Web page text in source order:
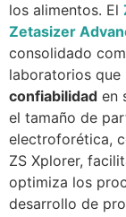
los alimentos. El
Zetasizer
consolidado
laboratorios que
confiabilidad en
el tamaño de
electroforética,
ZS Xplorer,
optimiza los
desarrollo de